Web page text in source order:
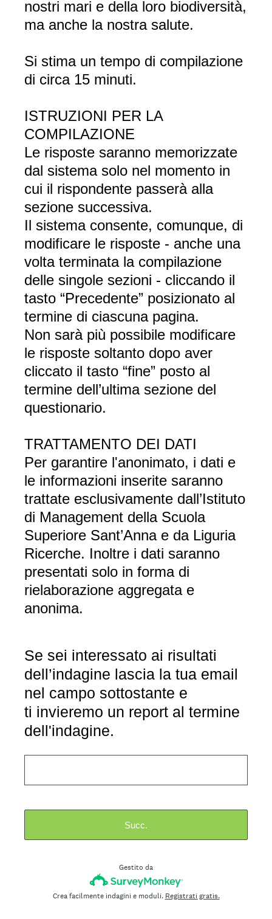
nostri mari e della loro biodiversità,
ma anche la nostra salute.
Si stima un tempo di compilazione
di circa 15 minuti.
ISTRUZIONI PER LA
COMPILAZIONE
Le risposte saranno memorizzate
dal sistema solo nel momento in
cui il rispondente passerà alla
sezione successiva.
Il sistema consente, comunque, di
modificare le risposte - anche una
volta terminata la compilazione
delle singole sezioni - cliccando il
tasto “Precedente” posizionato al
termine di ciascuna pagina.
Non sarà più possibile modificare
le risposte soltanto dopo aver
cliccato il tasto “fine” posto al
termine dell’ultima sezione del
questionario.
TRATTAMENTO DEI DATI
Per garantire l'anonimato, i dati e
le informazioni inserite saranno
trattate esclusivamente dall’Istituto
di Management della Scuola
Superiore Sant’Anna e da Liguria
Ricerche. Inoltre i dati saranno
presentati solo in forma di
rielaborazione aggregata e
anonima.
Se sei interessato ai risultati
dell’indagine lascia la tua email
nel campo sottostante e
ti invieremo un report al termine
dell'indagine.
Succ.
Gestito da
Crea facilmente indagini e moduli. Registrati gratis.